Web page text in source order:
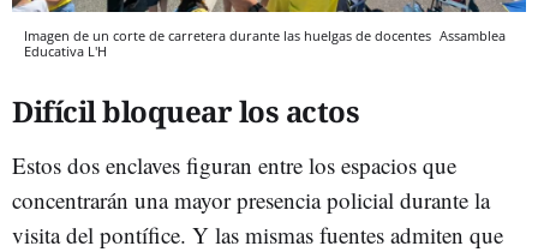
Imagen de un corte de carretera durante las huelgas de docentes Assamblea
Educativa L'H
Difícil bloquear los actos
Estos dos enclaves figuran entre los espacios que
concentrarán una mayor presencia policial durante la
visita del pontífice. Y las mismas fuentes admiten que